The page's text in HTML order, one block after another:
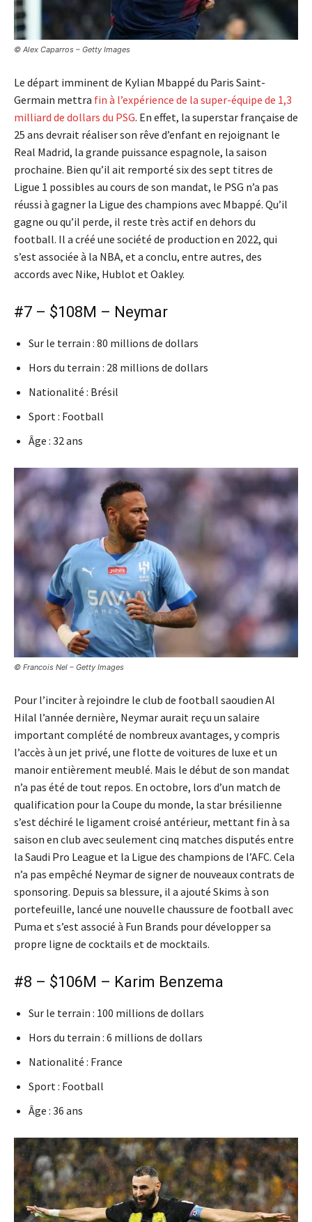
© Alex Caparros – Getty Images
Le départ imminent de Kylian Mbappé du Paris Saint-
Germain mettra fin à l’expérience de la super-équipe de 1,3
milliard de dollars du PSG. En effet, la superstar française de
25 ans devrait réaliser son rêve d’enfant en rejoignant le
Real Madrid, la grande puissance espagnole, la saison
prochaine. Bien qu’il ait remporté six des sept titres de
Ligue 1 possibles au cours de son mandat, le PSG n’a pas
réussi à gagner la Ligue des champions avec Mbappé. Qu’il
gagne ou qu’il perde, il reste très actif en dehors du
football. Il a créé une société de production en 2022, qui
s’est associée à la NBA, et a conclu, entre autres, des
accords avec Nike, Hublot et Oakley.
#7 – $108M – Neymar
Sur le terrain : 80 millions de dollars
Hors du terrain : 28 millions de dollars
Nationalité : Brésil
Sport : Football
Âge : 32 ans
© Francois Nel – Getty Images
Pour l’inciter à rejoindre le club de football saoudien Al
Hilal l’année dernière, Neymar aurait reçu un salaire
important complété de nombreux avantages, y compris
l’accès à un jet privé, une flotte de voitures de luxe et un
manoir entièrement meublé. Mais le début de son mandat
n’a pas été de tout repos. En octobre, lors d’un match de
qualification pour la Coupe du monde, la star brésilienne
s’est déchiré le ligament croisé antérieur, mettant fin à sa
saison en club avec seulement cinq matches disputés entre
la Saudi Pro League et la Ligue des champions de l’AFC. Cela
n’a pas empêché Neymar de signer de nouveaux contrats de
sponsoring. Depuis sa blessure, il a ajouté Skims à son
portefeuille, lancé une nouvelle chaussure de football avec
Puma et s’est associé à Fun Brands pour développer sa
propre ligne de cocktails et de mocktails.
#8 – $106M – Karim Benzema
Sur le terrain : 100 millions de dollars
Hors du terrain : 6 millions de dollars
Nationalité : France
Sport : Football
Âge : 36 ans